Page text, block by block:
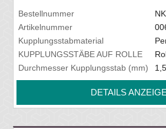
Bestellnummer
Artikelnummer
Kupplungsstabmaterial
KUPPLUNGSSTÄBE AUF ROLLE
Durchmesser Kupplungsstab (mm)
DETAILS